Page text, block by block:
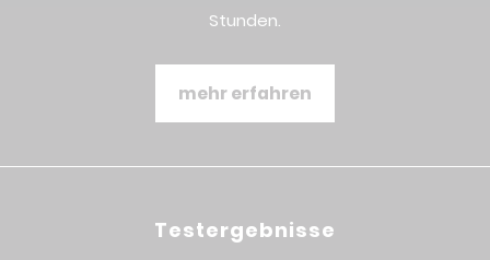
Stunden.
mehr erfahren
Testergebnisse